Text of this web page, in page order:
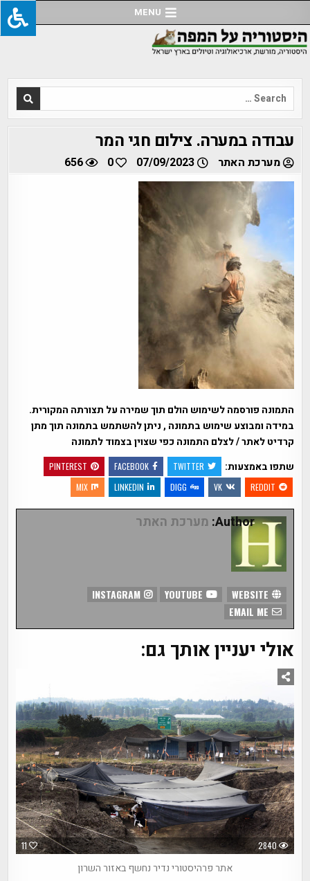
to
content
MENU
Search
for:
עבודה במערה. צילום חגי המר
מערכת האתר 07/09/2023
0
656
התמונה פורסמה לשימוש הולם תוך שמירה על תצורתה המקורית.
במידה ומבוצע שימוש בתמונה , ניתן להשתמש בתמונה תוך מתן
קרדיט לאתר / לצלם התמונה כפי שצוין בצמוד לתמונה
שתפו באמצעות:
TWITTER
FACEBOOK
PINTEREST
REDDIT
VK
DIGG
LINKEDIN
MIX
Author: מערכת האתר
INSTAGRAM
אולי יעניין אותך גם:
11 2840
אתר פרהיסטורי נדיר נחשף באזור השרון